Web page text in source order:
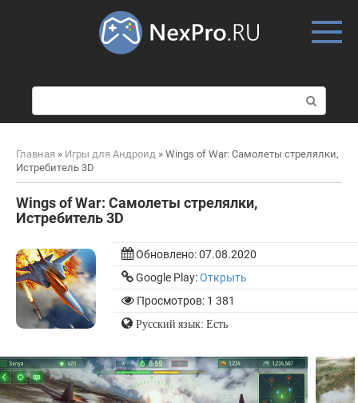
о
и
к
Главная » Игры для Андроид » Wings of War: Самолеты стрелялки,
Истребитель 3D
Wings of War: Самолеты стрелялки,
Истребитель 3D
Обновлено:07.08.2020
Google Play:Открыть
Просмотров: 1 381
Русский язык: Есть